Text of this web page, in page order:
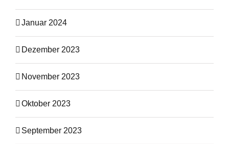
Januar 2024
Dezember 2023
November 2023
Oktober 2023
September 2023